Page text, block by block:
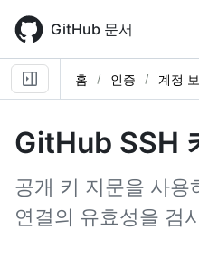
main
content
GitHub 문서
홈 인증 계정
GitHub SSH
공개 키 지문을 사용
연결의 유효성을 검